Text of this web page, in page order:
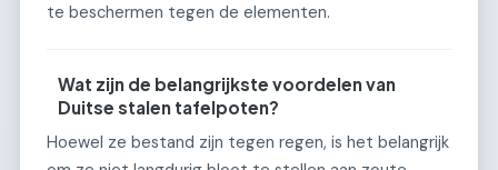
te beschermen tegen de elementen.
Wat zijn de belangrijkste voordelen van
Duitse stalen tafelpoten?
Hoewel ze bestand zijn tegen regen, is het belangrijk